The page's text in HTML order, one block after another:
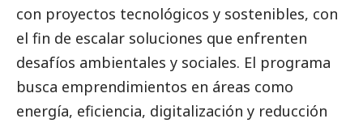
con proyectos tecnológicos y sostenibles, con
el fin de escalar soluciones que enfrenten
desafíos ambientales y sociales. El programa
busca emprendimientos en áreas como
energía, eficiencia, digitalización y reducción